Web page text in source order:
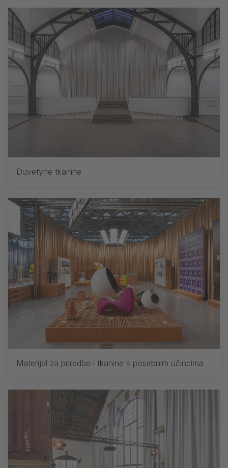
Duvetyne tkanine
Materijal za priredbe i tkanine s posebnim učincima